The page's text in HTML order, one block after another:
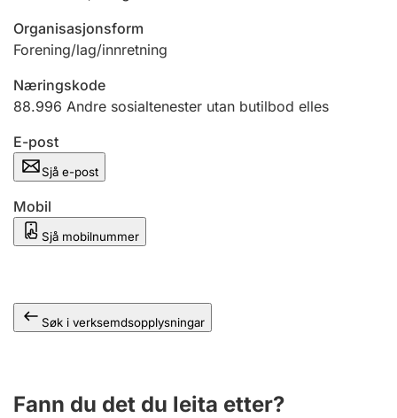
Ektepaktrettleiaren
Organisasjonsform
Forening/lag/innretning
Næringskode
88.996 Andre sosialtenester utan butilbod elles
E-post
Sjå e-post
Mobil
Sjå mobilnummer
Søk i verksemdsopplysningar
Fann du det du leita etter?